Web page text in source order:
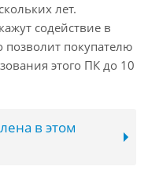
лет.
содействие в
покупателю
этого ПК до 10
в этом